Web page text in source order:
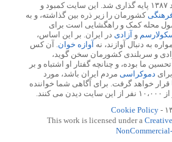
فضول محله در ۱۳ اسفند ۱۳۸۷ پایه گذاری شد. این سایت کمبود و
کشورمان را زیر ذره بین گذاشته، و به
محله کمک و راهگشایی است برای
و آزادی در ایران. بر این اساس،
به دنبال آوازند، نه آوازه خوان. آن کس
و سربلندی کشورمان سخن گوید،
ما بوده، و چنانچه گفتار او اشتباه و بر
دموکراسی مردم ایران باشد، مورد
قرار خواهد گرفت. برای آگاهی شما خواننده
Cookie Policy
This work is licensed under a